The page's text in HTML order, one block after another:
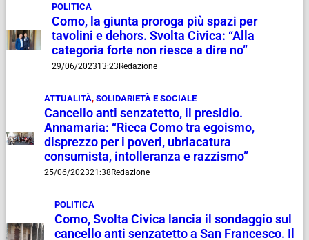
POLITICA
Como, la giunta proroga più spazi per
tavolini e dehors. Svolta Civica: “Alla
categoria forte non riesce a dire no”
29/06/202313:23Redazione
ATTUALITÀ, SOLIDARIETÀ E SOCIALE
Cancello anti senzatetto, il presidio.
Annamaria: “Ricca Como tra egoismo,
disprezzo per i poveri, ubriacatura
consumista, intolleranza e razzismo”
25/06/202321:38Redazione
POLITICA
Como, Svolta Civica lancia il sondaggio sul
cancello anti senzatetto a San Francesco. Il